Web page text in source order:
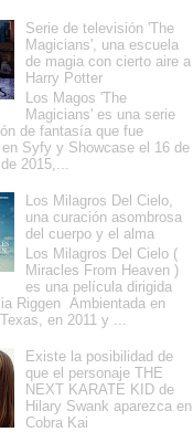
Serie de televisión 'The
Magicians', una escuela
de magia con cierto aire a
Harry Potter
Los Magos 'The
Magicians' es una serie
de fantasía que fue
Syfy y Showcase el 16 de
2015,...
Los Milagros Del Cielo,
una curación asombrosa
del cuerpo y el alma
Los Milagros Del Cielo (
Miracles From Heaven )
es una película dirigida
Riggen Ambientada en
en 2011 y ...
Existe la posibilidad de
que el personaje THE
NEXT KARATE KID de
Hilary Swank aparezca en
Cobra Kai